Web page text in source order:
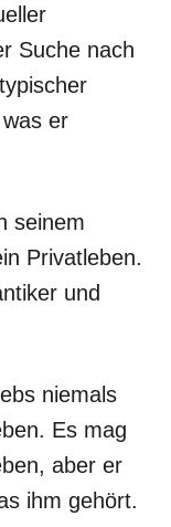
Suche nach
er
seinem
Privatleben.
und
niemals
Es mag
aber er
ihm gehört.